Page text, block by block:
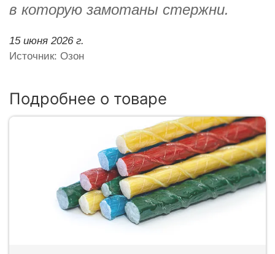
в которую замотаны стержни.
15 июня 2026 г.
Источник: Озон
Подробнее о товаре